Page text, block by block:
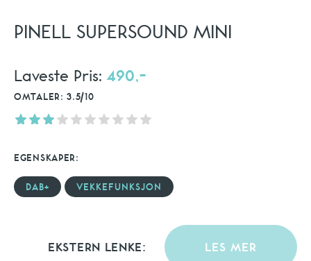
PINELL SUPERSOUND MINI
Laveste Pris:490,-
OMTALER: 3.5/10
EGENSKAPER:
DAB+ VEKKEFUNKSJON
EKSTERN LENKE: LES MER